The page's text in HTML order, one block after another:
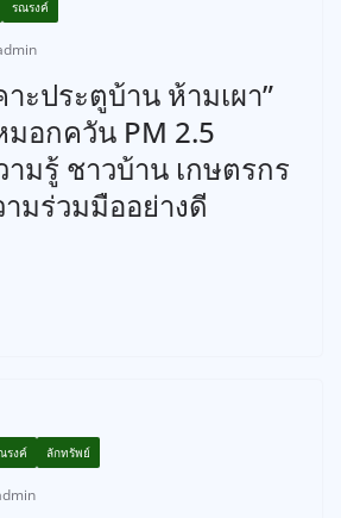
รณรงค์
าะประตูบ้าน ห้ามเผา”
อกควัน PM 2.5
มรู้ ชาวบ้าน เกษตรกร
มร่วมมืออย่างดี
รงค์ ลักทรัพย์